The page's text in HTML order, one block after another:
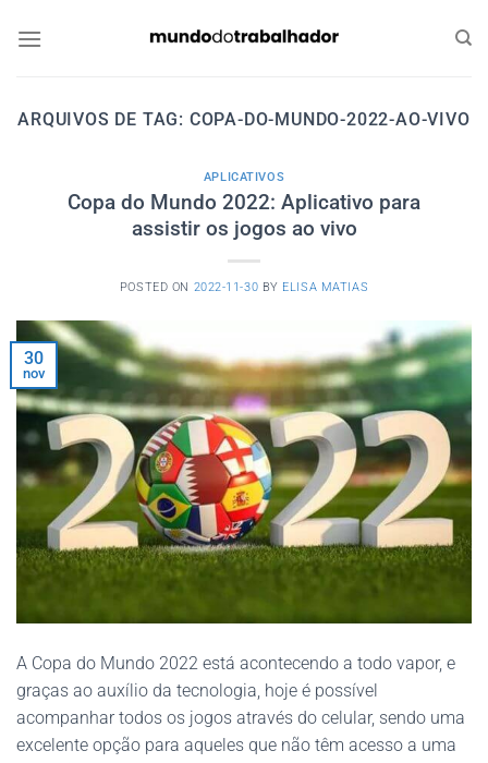
ARQUIVOS DE TAG: COPA-DO-MUNDO-2022-AO-VIVO
APLICATIVOS
Copa do Mundo 2022: Aplicativo para
assistir os jogos ao vivo
POSTED ON 2022-11-30 BY ELISA MATIAS
30
nov
A Copa do Mundo 2022 está acontecendo a todo vapor, e
graças ao auxílio da tecnologia, hoje é possível
acompanhar todos os jogos através do celular, sendo uma
excelente opção para aqueles que não têm acesso a uma